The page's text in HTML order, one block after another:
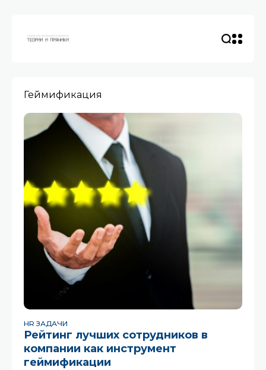
Геймификация
HR ЗАДАЧИ
Рейтинг лучших сотрудников в
компании как инструмент
геймификации